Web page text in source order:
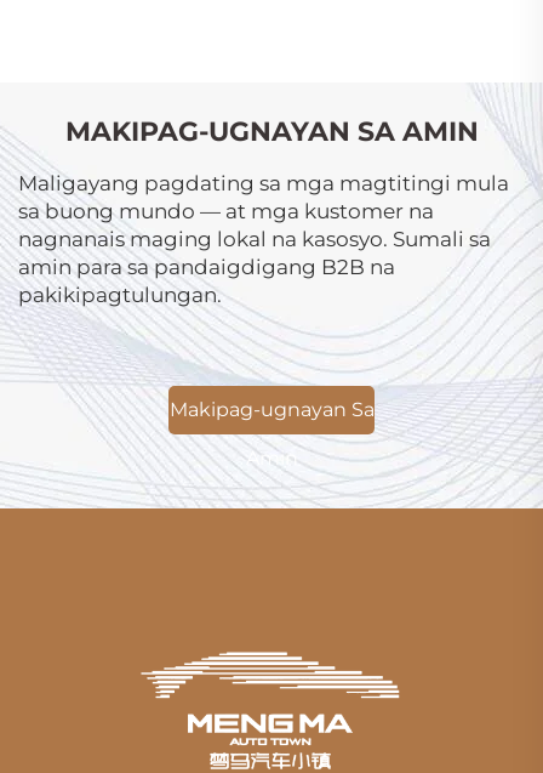
MAKIPAG-UGNAYAN SA AMIN
Maligayang pagdating sa mga magtitingi mula
sa buong mundo — at mga kustomer na
nagnanais maging lokal na kasosyo. Sumali sa
amin para sa pandaigdigang B2B na
pakikipagtulungan.
Makipag-ugnayan Sa
Amin